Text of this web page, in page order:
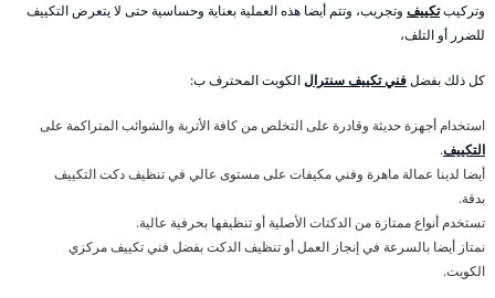
وتركيبتكييف وتجريب، وتتم أيضا هذه العملية بعناية وحساسية حتى لا يتعرض التكييف
للضرر أو التلف،
كل ذلك بفضلفني تكييف سنترالالكويت المحترف ب:
استخدام أجهزة حديثة وقادرة على التخلص من كافة الأتربة والشوائب المتراكمة على
التكييف.
أيضا لدينا عمالة ماهرة وفني مكيفات على مستوى عالي في تنظيف دكت التكييف
بدقة.
تستخدم أنواع ممتازة من الدكتات الأصلية أو تنظيفها بحرفية عالية.
نمتاز أيضا بالسرعة في إنجاز العمل أو تنظيف الدكت بفضل فني تكييف مركزي
الكويت.